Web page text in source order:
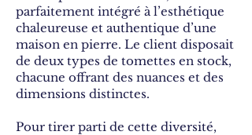
parfaitement intégré à l’esthétique
chaleureuse et authentique d’une
maison en pierre. Le client disposait
de deux types de tomettes en stock,
chacune offrant des nuances et des
dimensions distinctes.
Pour tirer parti de cette diversité,